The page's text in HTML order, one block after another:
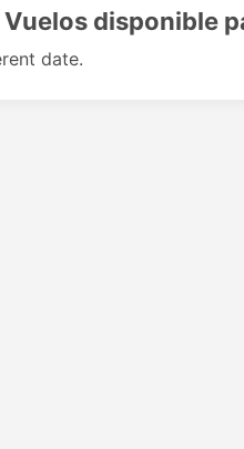
Vuelos disponible
date.